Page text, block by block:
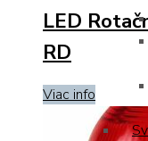
LED
RD
Viac info